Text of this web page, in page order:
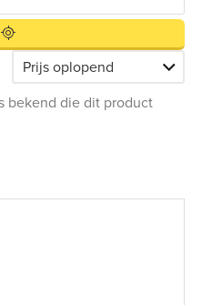
bekend die dit product